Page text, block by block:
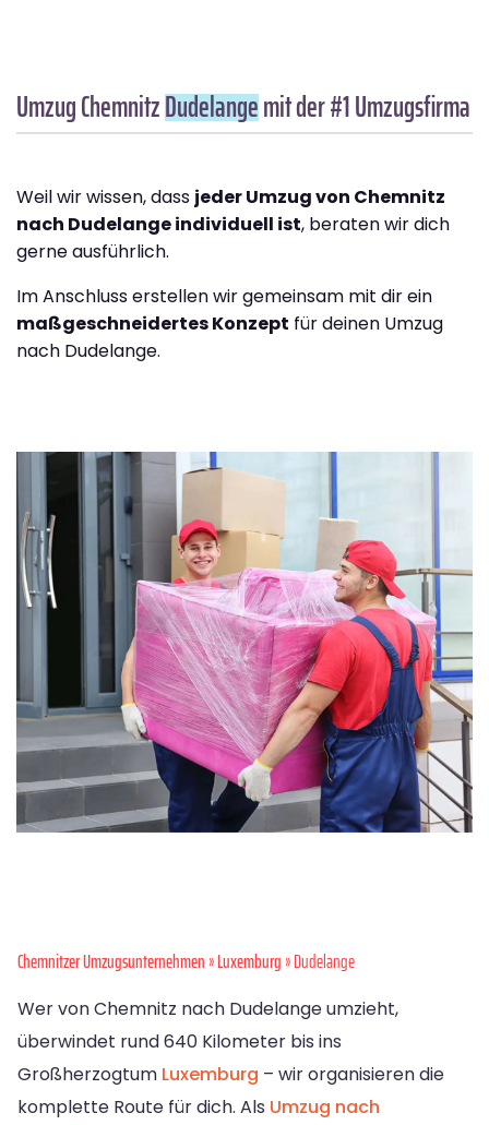
Umzug ChemnitzDudelangemit der #1 Umzugsfirma
Weil wir wissen, dass jeder Umzug von Chemnitz
nach Dudelange individuell ist, beraten wir dich
gerne ausführlich.
Im Anschluss erstellen wir gemeinsam mit dir ein
maßgeschneidertes Konzept für deinen Umzug
nach Dudelange.
Chemnitzer Umzugsunternehmen»Luxemburg» Dudelange
Wer von Chemnitz nach Dudelange umzieht,
überwindet rund 640 Kilometer bis ins
Großherzogtum Luxemburg – wir organisieren die
komplette Route für dich. Als Umzug nach